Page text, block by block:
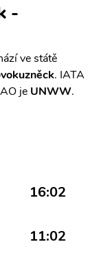
-
ve státě
. IATA
je UNWW.
16:02
11:02